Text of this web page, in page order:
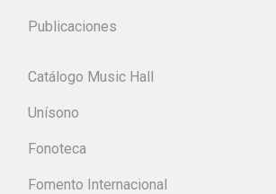
Publicaciones
Catálogo Music Hall
Unísono
Fonoteca
Fomento Internacional